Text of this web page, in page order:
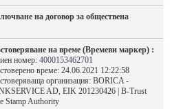
на договор за обществена
на време (Времеви маркер) :
номер: 4000153462701
време: 24.06.2021 12:22:58
организация: BORICA -
AD, EIK 201230426 | B-Trust
Stamp Authority